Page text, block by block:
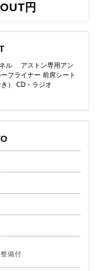
円
ル アストン専用アン
フライナー 前席シート
） CD・ラジオ
備付